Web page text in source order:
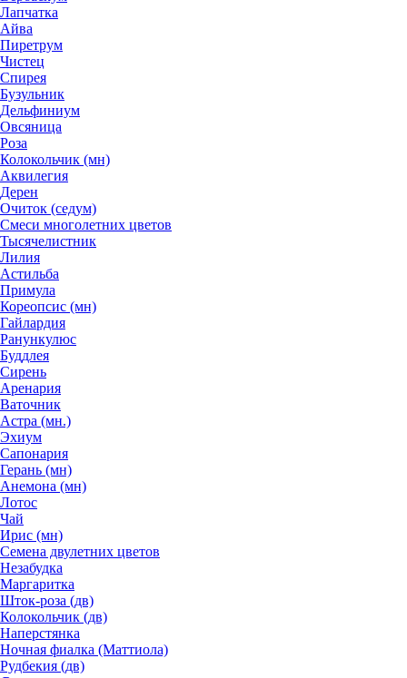
Лапчатка
Айва
Пиретрум
Чистец
Спирея
Бузульник
Дельфиниум
Овсяница
Роза
Колокольчик (мн)
Аквилегия
Дерен
Очиток (седум)
Смеси многолетних цветов
Тысячелистник
Лилия
Астильба
Примула
Кореопсис (мн)
Гайлардия
Ранункулюс
Буддлея
Сирень
Аренария
Ваточник
Астра (мн.)
Эхиум
Сапонария
Герань (мн)
Анемона (мн)
Лотос
Чай
Ирис (мн)
Семена двулетних цветов
Незабудка
Маргаритка
Шток-роза (дв)
Колокольчик (дв)
Наперстянка
Ночная фиалка (Маттиола)
Рудбекия (дв)